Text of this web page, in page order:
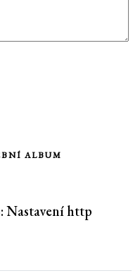
ALBUM
Nastavení http